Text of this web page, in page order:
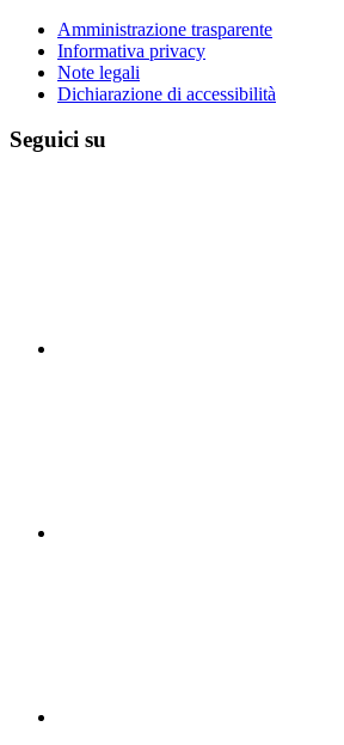
Amministrazione trasparente
Informativa privacy
Note legali
Dichiarazione di accessibilità
Seguici su